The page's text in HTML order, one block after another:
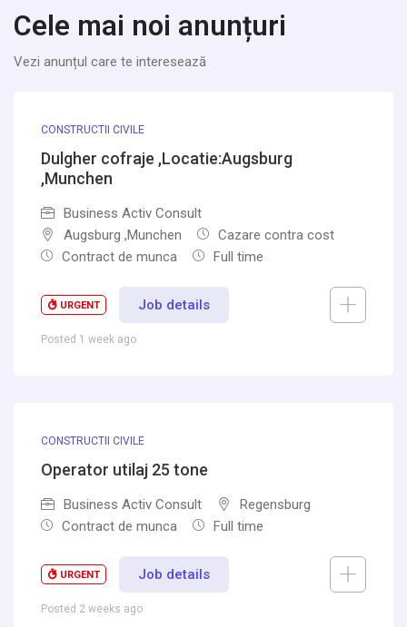
Cele mai noi anunțuri
Vezi anunțul care te interesează
CONSTRUCTII CIVILE
Dulgher cofraje ,Locatie:Augsburg
,Munchen
Business Activ Consult
Augsburg ,Munchen
Cazare contra cost
Contract de munca
Full time
URGENT Job details
Posted 1 week ago
CONSTRUCTII CIVILE
Operator utilaj 25 tone
Business Activ Consult
Regensburg
Contract de munca
Full time
URGENT Job details
Posted 2 weeks ago